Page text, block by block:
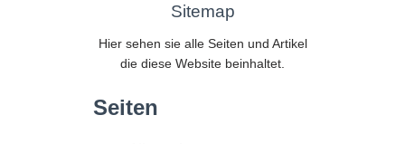
Sitemap
Hier sehen sie alle Seiten und Artikel
die diese Website beinhaltet.
Seiten